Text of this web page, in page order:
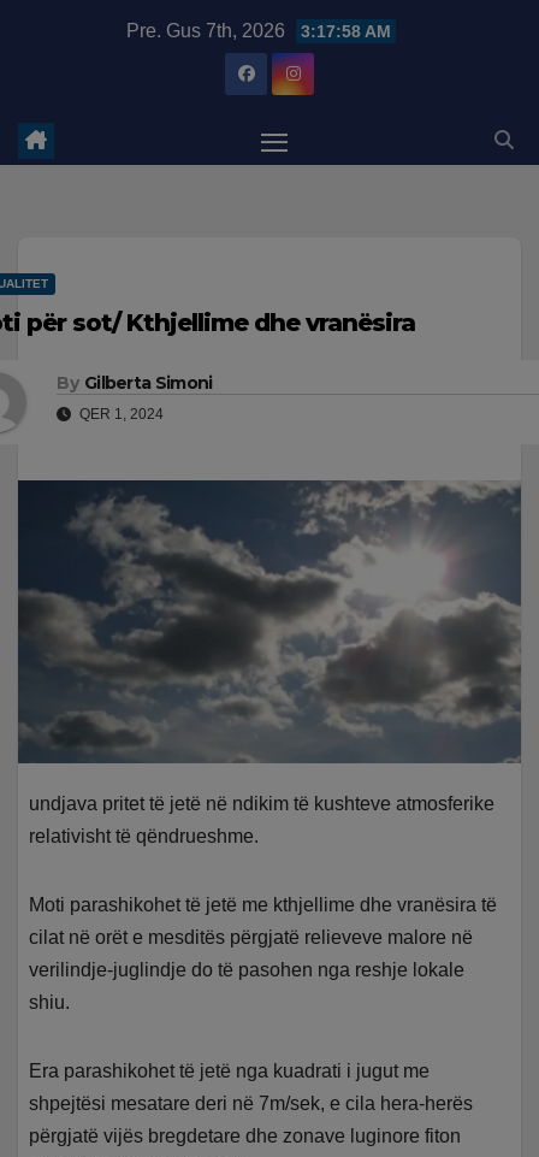
Pre. Gus 7th, 2026 3:17:59 AM
për sot/ Kthjellime dhe vranësira
By Gilberta Simoni
QER 1, 2024
undjava pritet të jetë në ndikim të kushteve atmosferike
relativisht të qëndrueshme.
Moti parashikohet të jetë me kthjellime dhe vranësira të
cilat në orët e mesditës përgjatë relieveve malore në
verilindje-juglindje do të pasohen nga reshje lokale
shiu.
Era parashikohet të jetë nga kuadrati i jugut me
shpejtësi mesatare deri në 7m/sek, e cila hera-herës
përgjatë vijës bregdetare dhe zonave luginore fiton